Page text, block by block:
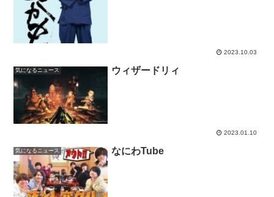
2023.10.03
気になるニュース ウィザードリィ
2023.01.10
気になるニュース なにわTube